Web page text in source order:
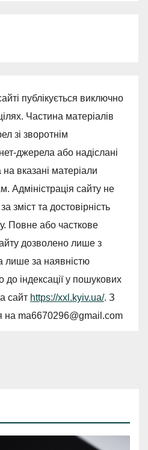
публікується виключно
Частина матеріалів
зі зворотнім
джерела або надіслані
вказані матеріали
Адміністрація сайту не
зміст та достовірність
Повне або часткове
дозволено лише з
лише за наявністю
до індексації у пошукових
сайт https://xxl.kyiv.ua/. З
на ma6670296@gmail.com